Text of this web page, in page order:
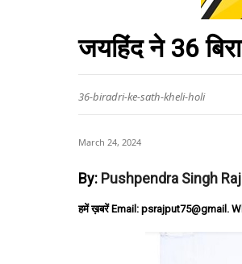
जयहिंद ने 36
36-biradri-ke-sath-kheli-holi
March 24, 2024
By: Pushpendra Singh
हमें ख़बरें Email: psrajput75@gmail.